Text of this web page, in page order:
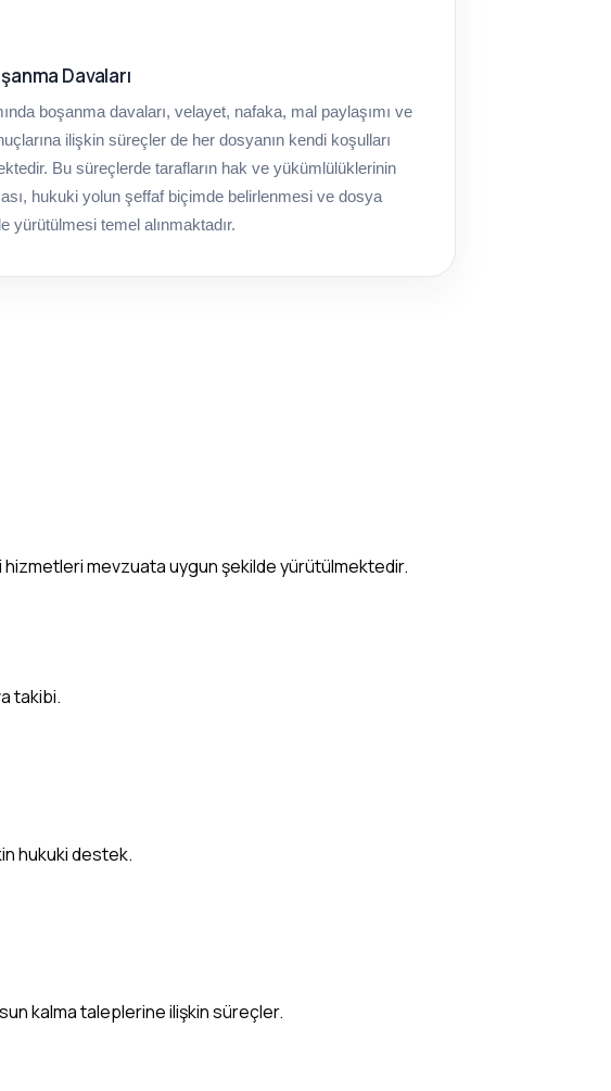
Davaları
boşanma davaları, velayet, nafaka, mal paylaşımı ve
ilişkin süreçler de her dosyanın kendi koşulları
Bu süreçlerde tarafların hak ve yükümlülüklerinin
hukuki yolun şeffaf biçimde belirlenmesi ve dosya
yürütülmesi temel alınmaktadır.
hizmetleri mevzuata uygun şekilde yürütülmektedir.
takibi.
hukuki destek.
kalma taleplerine ilişkin süreçler.